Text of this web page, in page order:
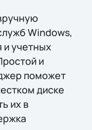
Windows,
учетных
и
поможет
диске
их в